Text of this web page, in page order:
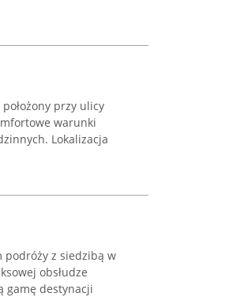
przy ulicy
warunki
Lokalizacja
podróży z siedzibą w
obsłudze
gamę destynacji